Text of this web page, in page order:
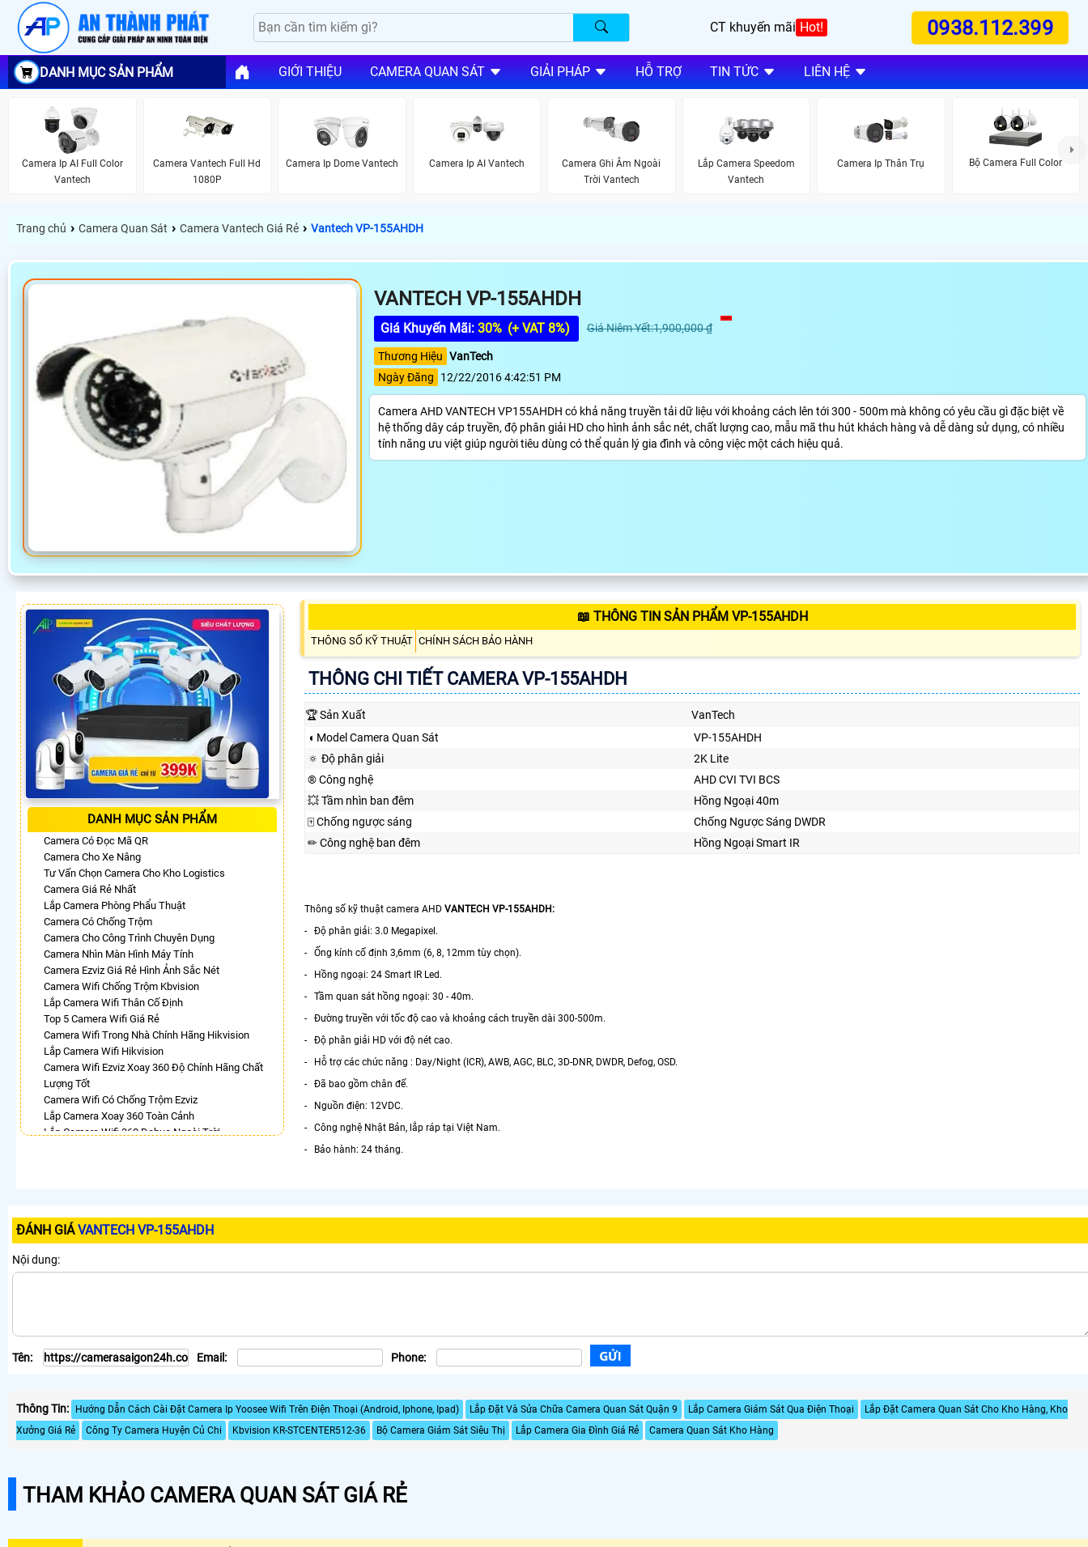
CT khuyến mãi Hot! 0938.112.399
DANH MỤC SẢN PHẨM GIỚI THIỆU CAMERA QUAN SÁT GIẢI PHÁP HỖ TRỢ TIN TỨC LIÊN HỆ
Camera Ip AI Full Color
Vantech
Camera Vantech Full Hd
1080P
Camera Ip Dome Vantech Camera Ip AI Vantech
Camera Ghi Âm Ngoài
Trời Vantech
Lắp Camera Speedom
Vantech
Camera Ip Thân Trụ Bộ Camera Full Color
Trang chủ › Camera Quan Sát › Camera Vantech Giá Rẻ › Vantech VP-155AHDH
VANTECH VP-155AHDH
Giá Khuyến Mãi: 30% (+ VAT 8%) Giá Niêm Yết:1,900,000 ₫
Thương Hiệu VanTech
Ngày Đăng
12/22/2016 4:42:51 PM
Camera AHD VANTECH VP155AHDH có khả năng truyền tải dữ liệu với khoảng cách lên tới 300 - 500m mà không có yêu cầu gì đặc biệt về
hệ thống dây cáp truyền, độ phân giải HD cho hình ảnh sắc nét, chất lượng cao, mẫu mã thu hút khách hàng và dễ dàng sử dụng, có nhiều
tính năng ưu việt giúp người tiêu dùng có thể quản lý gia đình và công việc một cách hiệu quả.
DANH MỤC SẢN PHẨM
Camera Có Đọc Mã QR
Camera Cho Xe Nâng
Tư Vấn Chọn Camera Cho Kho Logistics
Camera Giá Rẻ Nhất
Lắp Camera Phòng Phẩu Thuật
Camera Có Chống Trộm
Camera Cho Công Trình Chuyên Dụng
Camera Nhìn Màn Hình Máy Tính
Camera Ezviz Giá Rẻ Hình Ảnh Sắc Nét
Camera Wifi Chống Trộm Kbvision
Lắp Camera Wifi Thân Cố Định
Top 5 Camera Wifi Giá Rẻ
Camera Wifi Trong Nhà Chính Hãng Hikvision
Lắp Camera Wifi Hikvision
Camera Wifi Ezviz Xoay 360 Độ Chính Hãng Chất
Lượng Tốt
Camera Wifi Có Chống Trộm Ezviz
Lắp Camera Xoay 360 Toàn Cảnh
Lắp Camera Wifi 360 Dahua Ngoài Trời
LẮP CAMERA THEO NHU CẦU
Lắp Camera Văn Phòng Giá Rẻ
Lắp Camera Công Trình Giá Rẻ
📖 THÔNG TIN SẢN PHẨM VP-155AHDH
THÔNG SỐ KỸ THUẬT CHÍNH SÁCH BẢO HÀNH
THÔNG CHI TIẾT CAMERA VP-155AHDH
️🏆 Sản Xuất
VanTech
◖ Model Camera Quan Sát
VP-155AHDH
🔅 Độ phân giải
2K Lite
®️ Công nghệ
AHD CVI TVI BCS
💥 Tầm nhìn ban đêm
Hồng Ngoại 40m
🀄 Chống ngược sáng
Chống Ngược Sáng DWDR
✏ Công nghệ ban đêm
Hồng Ngoại Smart IR
Thông số kỹ thuật camera AHD VANTECH VP-155AHDH:
- Độ phân giải: 3.0 Megapixel.
- Ống kính cố định 3,6mm (6, 8, 12mm tùy chọn).
- Hồng ngoại: 24 Smart IR Led.
- Tầm quan sát hồng ngoại: 30 - 40m.
- Đường truyền với tốc độ cao và khoảng cách truyền dài 300-500m.
- Độ phân giải HD với độ nét cao.
- Hỗ trợ các chức năng : Day/Night (ICR), AWB, AGC, BLC, 3D-DNR, DWDR, Defog, OSD.
- Đã bao gồm chân đế.
- Nguồn điện: 12VDC.
- Công nghệ Nhật Bản, lắp ráp tại Việt Nam.
- Bảo hành: 24 tháng.
ĐÁNH GIÁVANTECH VP-155AHDH
Nội dung:
Tên: Email: Phone:
Thông Tin: Hướng Dẫn Cách Cài Đặt Camera Ip Yoosee Wifi Trên Điện Thoại (Android, Iphone, Ipad) Lắp Đặt Và Sửa Chữa Camera Quan Sát Quận 9 Lắp Camera Giám Sát Qua Điện Thoại
Lắp Đặt Camera Quan Sát Cho Kho Hàng, Kho
Xưởng Giá Rẻ
Công Ty Camera Huyện Củ Chi Kbvision KR-STCENTER512-36 Bộ Camera Giám Sát Siêu Thị Lắp Camera Gia Đình Giá Rẻ Camera Quan Sát Kho Hàng
THAM KHẢO CAMERA QUAN SÁT GIÁ RẺ